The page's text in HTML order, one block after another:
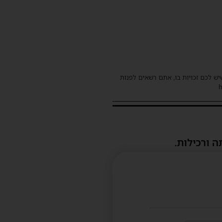
לכם זכויות בו, אתם רשאים לפנות
ורכילות.